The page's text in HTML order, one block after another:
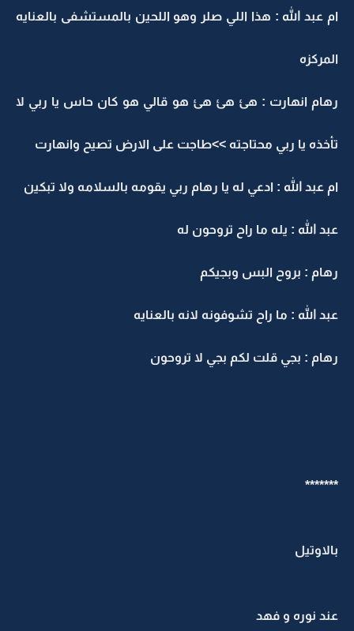
عبد الله : هذا اللي صلر وهو اللحين بالمستشفى بالعنايه
انهارت : هئ هئ هئ هو قالي هو كان حاس يا ربي لا
يا ربي محتاجته >>طاجت على الارض تصيح وانهارت
عبد الله : ادعي له يا رهام ربي يقومه بالسلامه ولا تبكين
الله : يله ما راح تروحون له
: بروح البس وبجيكم
الله : ما راح تشوفونه لانه بالعنايه
: بجي قلت لكم بجي لا تروحون
نوره و فهد